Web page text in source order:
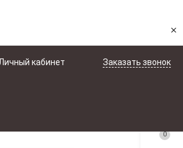
×
кабинет Заказать звонок
0